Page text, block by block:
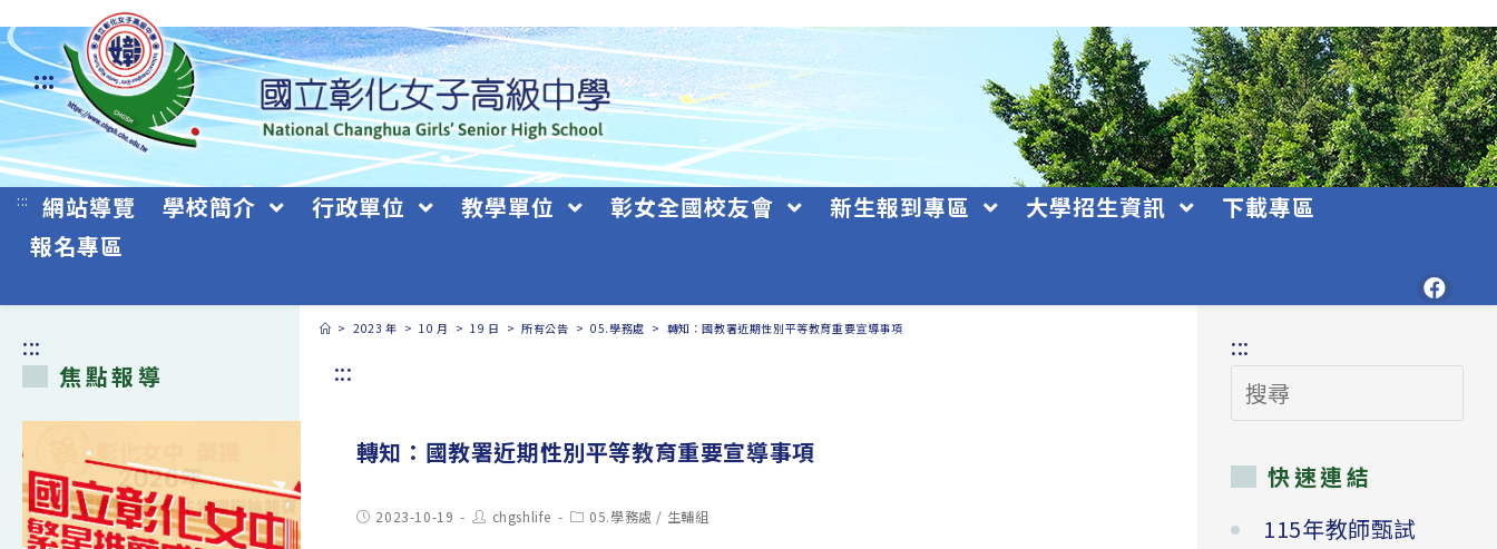
跳
轉
至
主
要
:::
::: 網站導覽 學校簡介 行政單位 教學單位 彰女全國校友會 新生報到專區 大學招生資訊
下載專區
報名專區
> 2023 年 > 10 月 > 19 日 > 所有公告 > 05.學務處 > 轉知：國教署近期性別平等教育重要宣導事項
:::
轉知：國教署近期性別平等教育重要宣導事項
Post2023-10-19
Post
author:
chgshlife
Post05.學務處 / 生輔組
:::
焦點報導
:::
搜
尋
快速連結
115年教師甄試